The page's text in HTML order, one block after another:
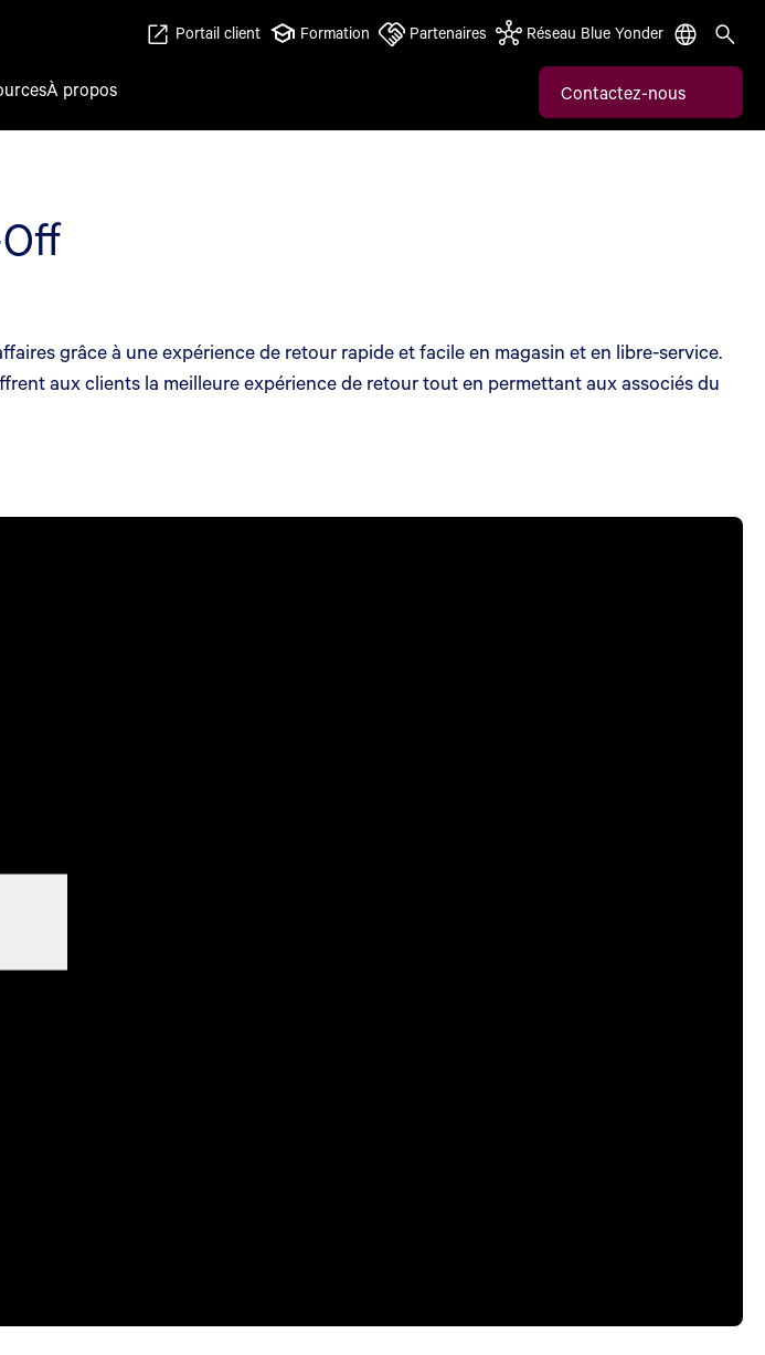
Portail client Formation Partenaires Réseau Blue Yonder
À propos Contactez-nous
grâce à une expérience de retour rapide et facile en magasin et en libre-service.
aux clients la meilleure expérience de retour tout en permettant aux associés du